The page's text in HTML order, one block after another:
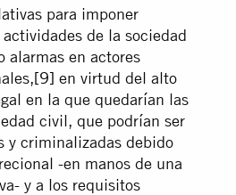
para imponer
de la sociedad
alarmas en actores
[9] en virtud del alto
en la que quedarían las
civil, que podrían ser
y criminalizadas debido
-en manos de una
y a los requisitos